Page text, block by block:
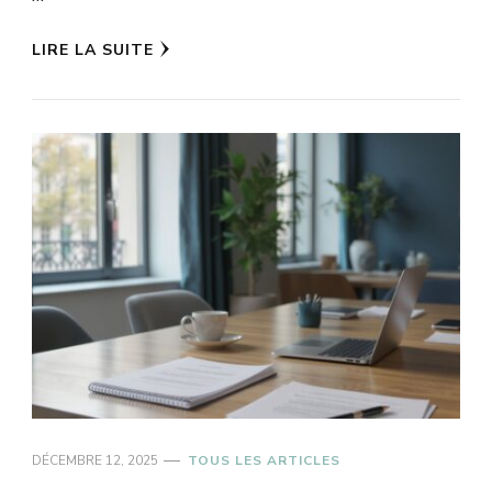
LIRE LA SUITE
DÉCEMBRE 12, 2025 TOUS LES ARTICLES